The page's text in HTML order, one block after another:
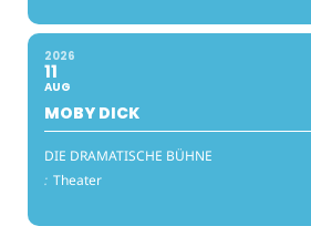
2026
11
AUG
MOBY DICK
DIE DRAMATISCHE BÜHNE
: Theater